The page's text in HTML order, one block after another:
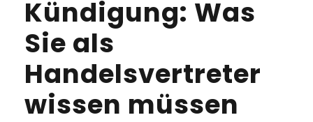
Kündigung: Was
Sie als
Handelsvertreter
wissen müssen